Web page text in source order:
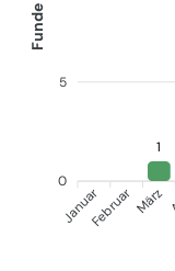
5
0
Funde
1
JanuarFebruar März